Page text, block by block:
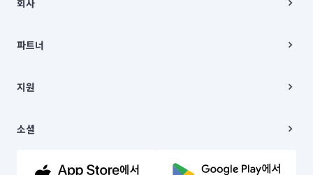
주소 | 본사: 서울특별시 종로구 율곡로 6(중학동, 트윈트리빌딩) B동 5층
컨택센터 : 서울특별시 종로구 수송동 율곡로 24, 7층, 8층 미소
상품, 상품정보, 거래에 관한 의무와 책임은 거래당사자에게 있습니다.
언론 보도 관련 문의:
© 유한회사 미소. Miso, Inc. All Rights Reserved.
회사
채용
파트너
이사
지원
이용약관
문의하기
소셜
유튜브